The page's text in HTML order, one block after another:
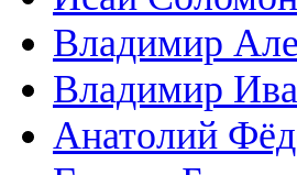
Владимир
Владимир
Анатолий